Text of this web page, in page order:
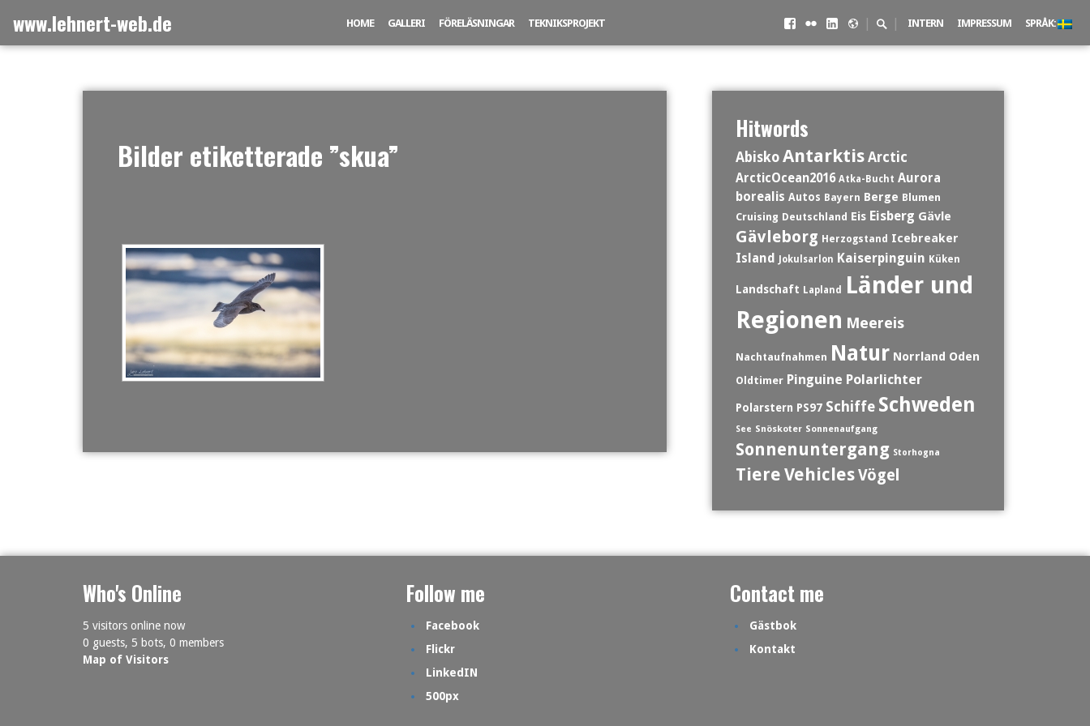
content
www.lehnert-web.de HOME GALLERI FÖRELÄSNINGAR TEKNIKSPROJEKT Facebook
FlickrLinkedIN
500px
| Search
Toggle
| INTERN IMPRESSUM SPRÅK:
Bilder etiketterade ”skua”
Hitwords
Abisko Antarktis Arctic
ArcticOcean2016 Atka-Bucht Aurora
borealis Autos Bayern Berge Blumen
Cruising Deutschland Eis Eisberg Gävle
Gävleborg Herzogstand Icebreaker
Island Jokulsarlon Kaiserpinguin Küken
Landschaft Lapland
Länder und
Regionen Meereis
Nachtaufnahmen Natur Norrland Oden
Oldtimer Pinguine Polarlichter
Polarstern PS97 Schiffe Schweden
See Snöskoter Sonnenaufgang
Sonnenuntergang Storhogna
Tiere VehiclesVögel
Who's Online
5 visitors online now
0 guests, 5 bots, 0 members
Map of Visitors
Follow me
Facebook
Flickr
LinkedIN
500px
Contact me
Gästbok
Kontakt